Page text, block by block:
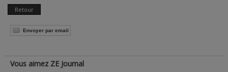
Retour
Envoyer par email
Vous aimez ZE Journal